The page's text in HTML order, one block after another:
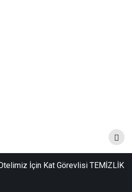
İçin Kat Görevlisi TEMİZLİK